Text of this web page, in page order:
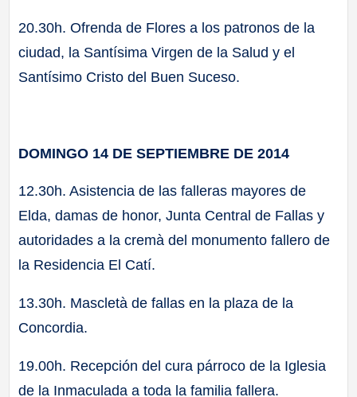
20.30h. Ofrenda de Flores a los patronos de la
ciudad, la Santísima Virgen de la Salud y el
Santísimo Cristo del Buen Suceso.
DOMINGO 14 DE SEPTIEMBRE DE 2014
12.30h. Asistencia de las falleras mayores de
Elda, damas de honor, Junta Central de Fallas y
autoridades a la cremà del monumento fallero de
la Residencia El Catí.
13.30h. Mascletà de fallas en la plaza de la
Concordia.
19.00h. Recepción del cura párroco de la Iglesia
de la Inmaculada a toda la familia fallera.